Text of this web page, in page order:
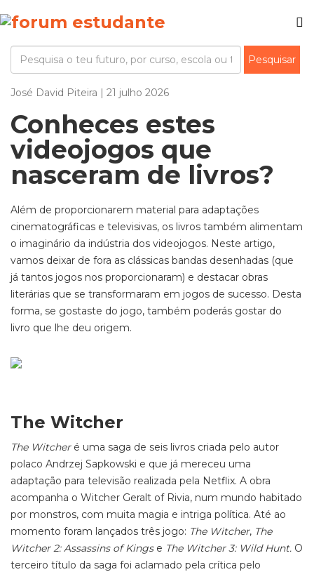
José David Piteira | 21 julho 2026
Conheces estes
videojogos que
nasceram de livros?
Além de proporcionarem material para adaptações
cinematográficas e televisivas, os livros também alimentam
o imaginário da indústria dos videojogos. Neste artigo,
vamos deixar de fora as clássicas bandas desenhadas (que
já tantos jogos nos proporcionaram) e destacar obras
literárias que se transformaram em jogos de sucesso. Desta
forma, se gostaste do jogo, também poderás gostar do
livro que lhe deu origem.
The Witcher
The Witcheré uma saga de seis livros criada pelo autor
polaco Andrzej Sapkowski e que já mereceu uma
adaptação para televisão realizada pela Netflix. A obra
acompanha o Witcher Geralt of Rivia, num mundo habitado
por monstros, com muita magia e intriga política. Até ao
momento foram lançados três jogo: The Witcher, The
Witcher 2: Assassins of Kingse The Witcher 3: Wild Hunt. O
terceiro título da saga foi aclamado pela crítica pelo